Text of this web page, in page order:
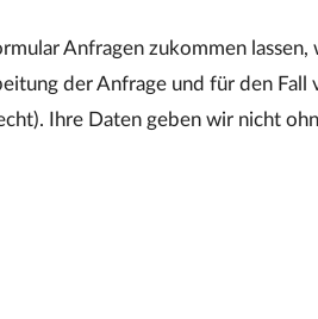
Anfragen zukommen
der Anfrage und für den
Ihre Daten geben wir nicht